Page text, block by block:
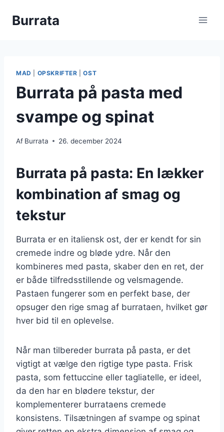
Burrata
MAD OPSKRIFTER |OST
Burrata på pasta med
svampe og spinat
Af Burrata 26. december 2024
Burrata på pasta: En lækker
kombination af smag og
tekstur
Burrata er en italiensk ost, der er kendt for sin
cremede indre og bløde ydre. Når den
kombineres med pasta, skaber den en ret, der
er både tilfredsstillende og velsmagende.
Pastaen fungerer som en perfekt base, der
opsuger den rige smag af burrataen, hvilket gør
hver bid til en oplevelse.
Når man tilbereder burrata på pasta, er det
vigtigt at vælge den rigtige type pasta. Frisk
pasta, som fettuccine eller tagliatelle, er ideel,
da den har en blødere tekstur, der
komplementerer burrataens cremede
konsistens. Tilsætningen af svampe og spinat